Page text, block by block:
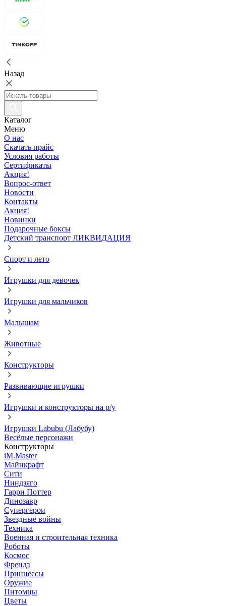
Назад
Каталог
Меню
О нас
Скачать прайс
Условия работы
Сертификаты
Акция!
Вопрос-ответ
Новости
Контакты
Акция!
Новинки
Подарочные боксы
Детский транспорт ЛИКВИДАЦИЯ
Спорт и лето
Игрушки для девочек
Игрушки для мальчиков
Малышам
Животные
Конструкторы
Развивающие игрушки
Игрушки и конструкторы на р/у
Игрушки Labubu (Лабубу)
Весёлые персонажи
Конструкторы
iM.Master
Майнкрафт
Сити
Ниндзяго
Гарри Поттер
Динозавр
Супергерои
Звездные войны
Техника
Военная и строительная техника
Роботы
Космос
Френдз
Принцессы
Оружие
Питомцы
Цветы